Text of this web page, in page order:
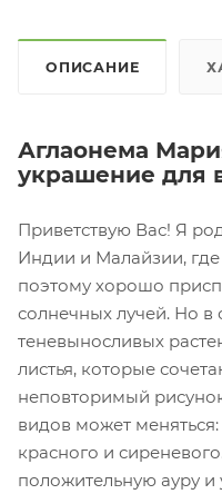
ОПИСАНИЕ
Аглаонема
украшение для
Приветствую Вас! Я
Индии и Малайзии, где
поэтому хорошо
солнечных лучей. Но в
теневыносливых
листья, которые
неповторимый
видов может
красного и
положительную ауру